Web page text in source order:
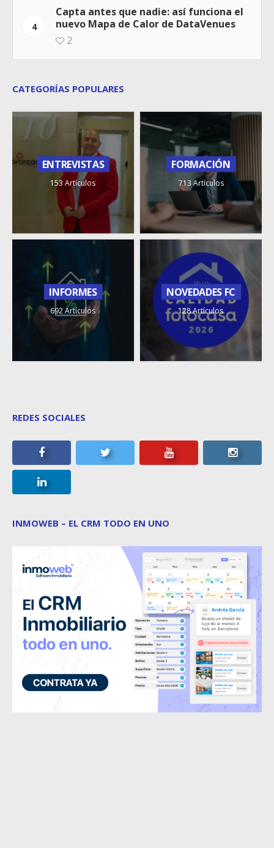
4
Capta antes que nadie: así funciona el
nuevo Mapa de Calor de DataVenues
2
CATEGORÍAS POPULARES
ENTREVISTAS
153 Artículos
FORMACIÓN
713 Artículos
INFORMES
692 Artículos
NOVEDADES FC
128 Artículos
REDES SOCIALES
INMOWEB – EL CRM TODO EN UNO